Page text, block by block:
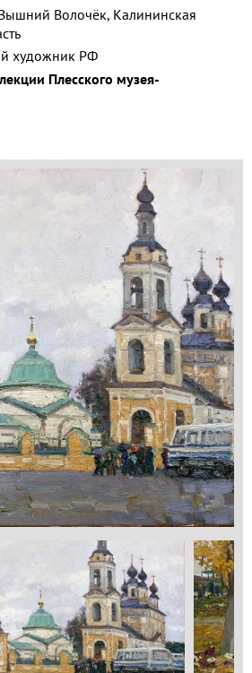
Вышний Волочёк, Калининская
художник РФ
Плесского музея-
Лето
музея
Музей
Применить
Сбросить